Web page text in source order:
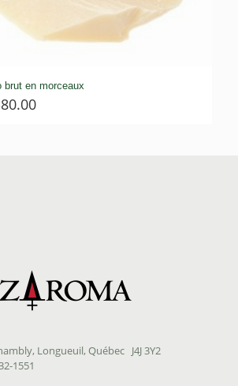
brut en morceaux
80.00Plage
Longueuil, Québec J4J 3Y2
1551